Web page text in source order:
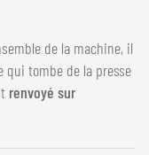
de la machine, il
qui tombe de la presse
renvoyé sur